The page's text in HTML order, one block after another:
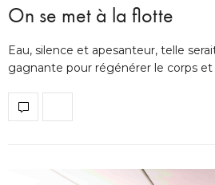
On se met à la flotte
Eau, silence et apesanteur, telle
gagnante pour régénérer le corps et